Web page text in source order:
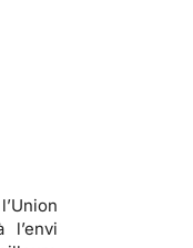
l’envi